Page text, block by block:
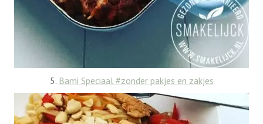
5. Bami Speciaal #zonder pakjes en zakjes